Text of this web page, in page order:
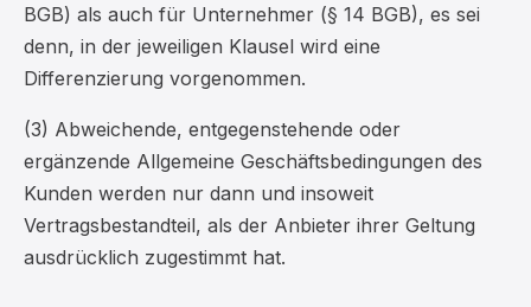
BGB) als auch für Unternehmer (§ 14 BGB), es sei
denn, in der jeweiligen Klausel wird eine
Differenzierung vorgenommen.
(3) Abweichende, entgegenstehende oder
ergänzende Allgemeine Geschäftsbedingungen des
Kunden werden nur dann und insoweit
Vertragsbestandteil, als der Anbieter ihrer Geltung
ausdrücklich zugestimmt hat.